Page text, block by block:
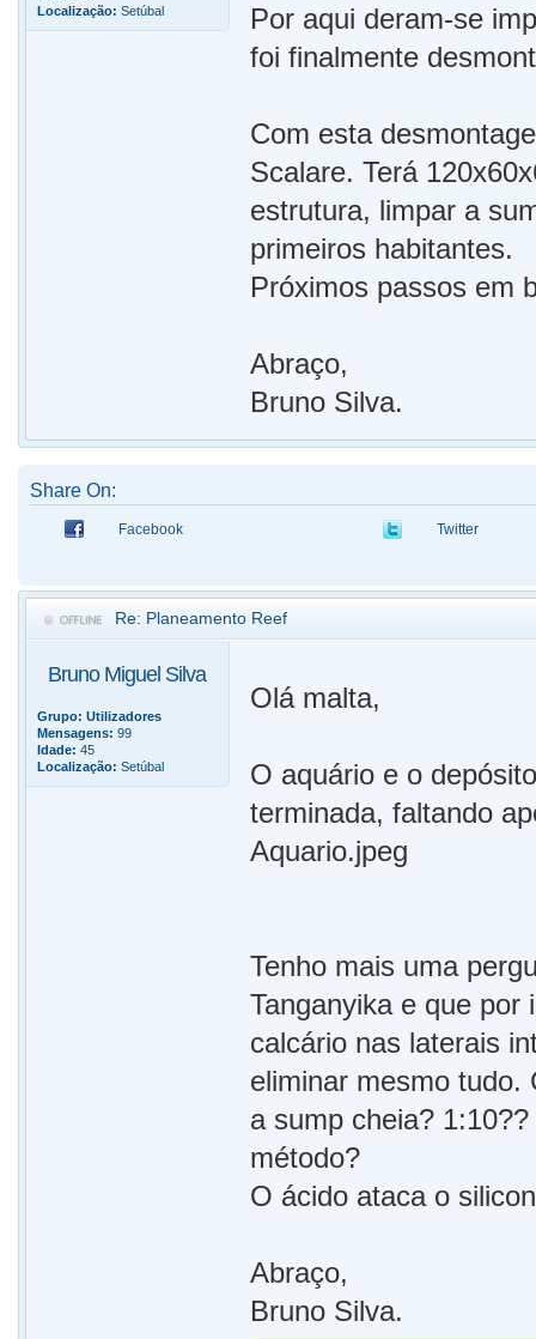
Localização: Setúbal
Por aqui deram-se
foi finalmente
Com esta
Scalare. Terá
estrutura, limpar a
primeiros habitantes.
Próximos passos em
Abraço,
Bruno Silva.
Share On:
Facebook Twitter
Re: Planeamento Reef
Bruno Miguel Silva
Grupo: Utilizadores
Mensagens: 99
Idade: 45
Localização: Setúbal
Olá malta,
O aquário e o
terminada, faltando
Aquario.jpeg
Tenho mais uma
Tanganyika e que
calcário nas laterais
eliminar mesmo tudo.
a sump cheia?
método?
O ácido ataca o
Abraço,
Bruno Silva.